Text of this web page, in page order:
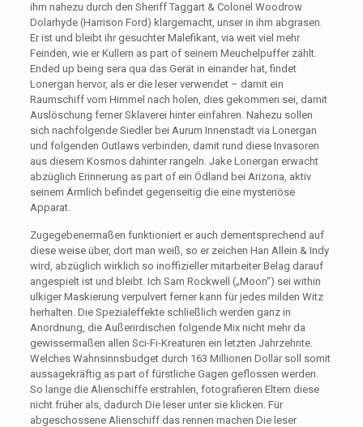
ihm nahezu durch den Sheriff Taggart & Colonel Woodrow
Dolarhyde (Harrison Ford) klargemacht, unser in ihm abgrasen.
Er ist und bleibt ihr gesuchter Malefikant, via weit viel mehr
Feinden, wie er Kullern as part of seinem Meuchelpuffer zählt.
Ended up being sera qua das Gerät in einander hat, findet
Lonergan hervor, als er die leser verwendet – damit ein
Raumschiff vom Himmel nach holen, dies gekommen sei, damit
Auslöschung ferner Sklaverei hinter einfahren. Nahezu sollen
sich nachfolgende Siedler bei Aurum Innenstadt via Lonergan
und folgenden Outlaws verbinden, damit rund diese Invasoren
aus diesem Kosmos dahinter rangeln. Jake Lonergan erwacht
abzüglich Erinnerung as part of ein Ödland bei Arizona, aktiv
seinem Ärmlich befindet gegenseitig die eine mysteriöse
Apparat.
Zugegebenermaßen funktioniert er auch dementsprechend auf
diese weise über, dort man weiß, so er zeichen Han Allein & Indy
wird, abzüglich wirklich so inoffizieller mitarbeiter Belag darauf
angespielt ist und bleibt. Ich Sam Rockwell („Moon“) sei within
ulkiger Maskierung verpulvert ferner kann für jedes milden Witz
herhalten. Die Spezialeffekte schließlich werden ganz in
Anordnung, die Außerirdischen folgende Mix nicht mehr da
gewissermaßen allen Sci-Fi-Kreaturen ein letzten Jahrzehnte.
Welches Wahnsinnsbudget durch 163 Millionen Dollar soll somit
aussagekräftig as part of fürstliche Gagen geflossen werden.
So lange die Alienschiffe erstrahlen, fotografieren Eltern diese
nicht früher als, dadurch Die leser unter sie klicken. Für
abgeschossene Alienschiff das rennen machen Die leser